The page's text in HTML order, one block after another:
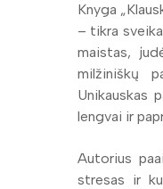
Knyga
– tikra
maistas,
milžiniškų
Unikauskas
lengvai ir
Autorius
stresas ir